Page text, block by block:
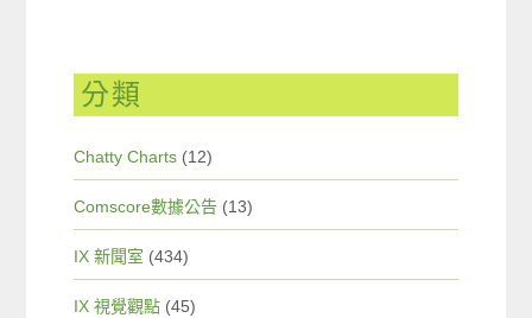
分類
Chatty Charts (12)
Comscore數據公告 (13)
IX 新聞室 (434)
IX 視覺觀點 (45)